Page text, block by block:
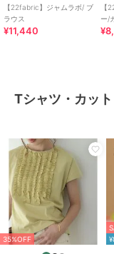
商品カテゴリ
カラー
素材
お手入れ
特徴
【22fabric】ジャムラボ/ ブ
ラウス
¥11,440
【
ー/
Tシャツ・カッ
35%OFF